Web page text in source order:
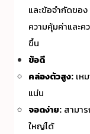
และข้อจำกัดของ
ความคุ้มค่าและ
ขึ้น
ข้อดี
คล่องตัวสูง: เห
แน่น
จอดง่าย: สามา
ใหญ่ได้